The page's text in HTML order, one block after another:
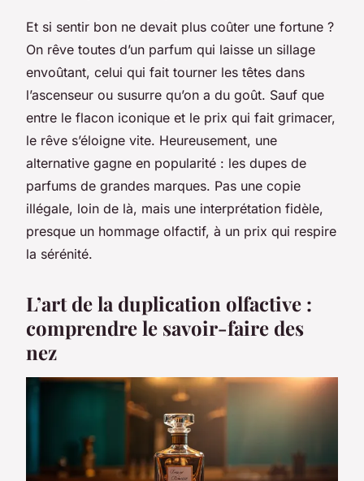
Et si sentir bon ne devait plus coûter une fortune ?
On rêve toutes d’un parfum qui laisse un sillage
envoûtant, celui qui fait tourner les têtes dans
l’ascenseur ou susurre qu’on a du goût. Sauf que
entre le flacon iconique et le prix qui fait grimacer,
le rêve s’éloigne vite. Heureusement, une
alternative gagne en popularité : les dupes de
parfums de grandes marques. Pas une copie
illégale, loin de là, mais une interprétation fidèle,
presque un hommage olfactif, à un prix qui respire
la sérénité.
L’art de la duplication olfactive :
comprendre le savoir-faire des
nez